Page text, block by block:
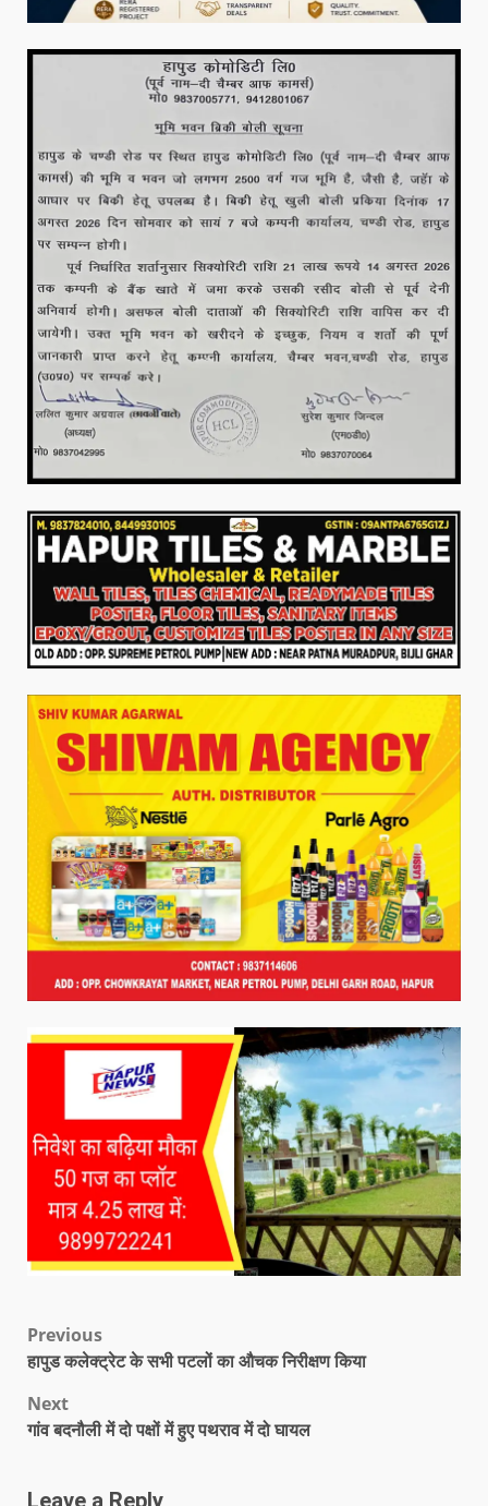
Previous
हापुड कलेक्ट्रेट के सभी पटलों का औचक निरीक्षण किया
Next
गांव बदनौली में दो पक्षों में हुए पथराव में दो घायल
Leave a Reply